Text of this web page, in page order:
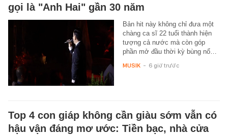
gọi là "Anh Hai" gần 30 năm
Bản hit này không chỉ đưa một
chàng ca sĩ 22 tuổi thành hiện
tượng cả nước mà còn góp
phần mở đầu thời kỳ bùng nổ…
MUSIK - 6 giờ trước
Top 4 con giáp không cần giàu sớm vẫn có
hậu vận đáng mơ ước: Tiền bạc, nhà cửa